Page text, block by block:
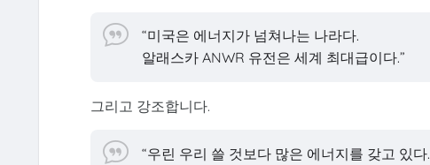
“미국은 에너지가 넘쳐나는 나라다.
알래스카 ANWR 유전은 세계 최대급이다.”
그리고 강조합니다.
“우린 우리 쓸 것보다 많은 에너지를 갖고 있다.